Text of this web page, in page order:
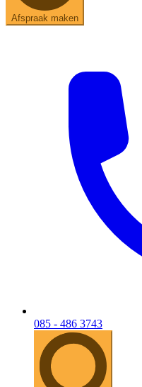
Afspraak maken
085 - 486 3743